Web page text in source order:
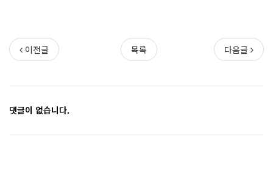
이전글 목록 다음글
댓글이 없습니다.